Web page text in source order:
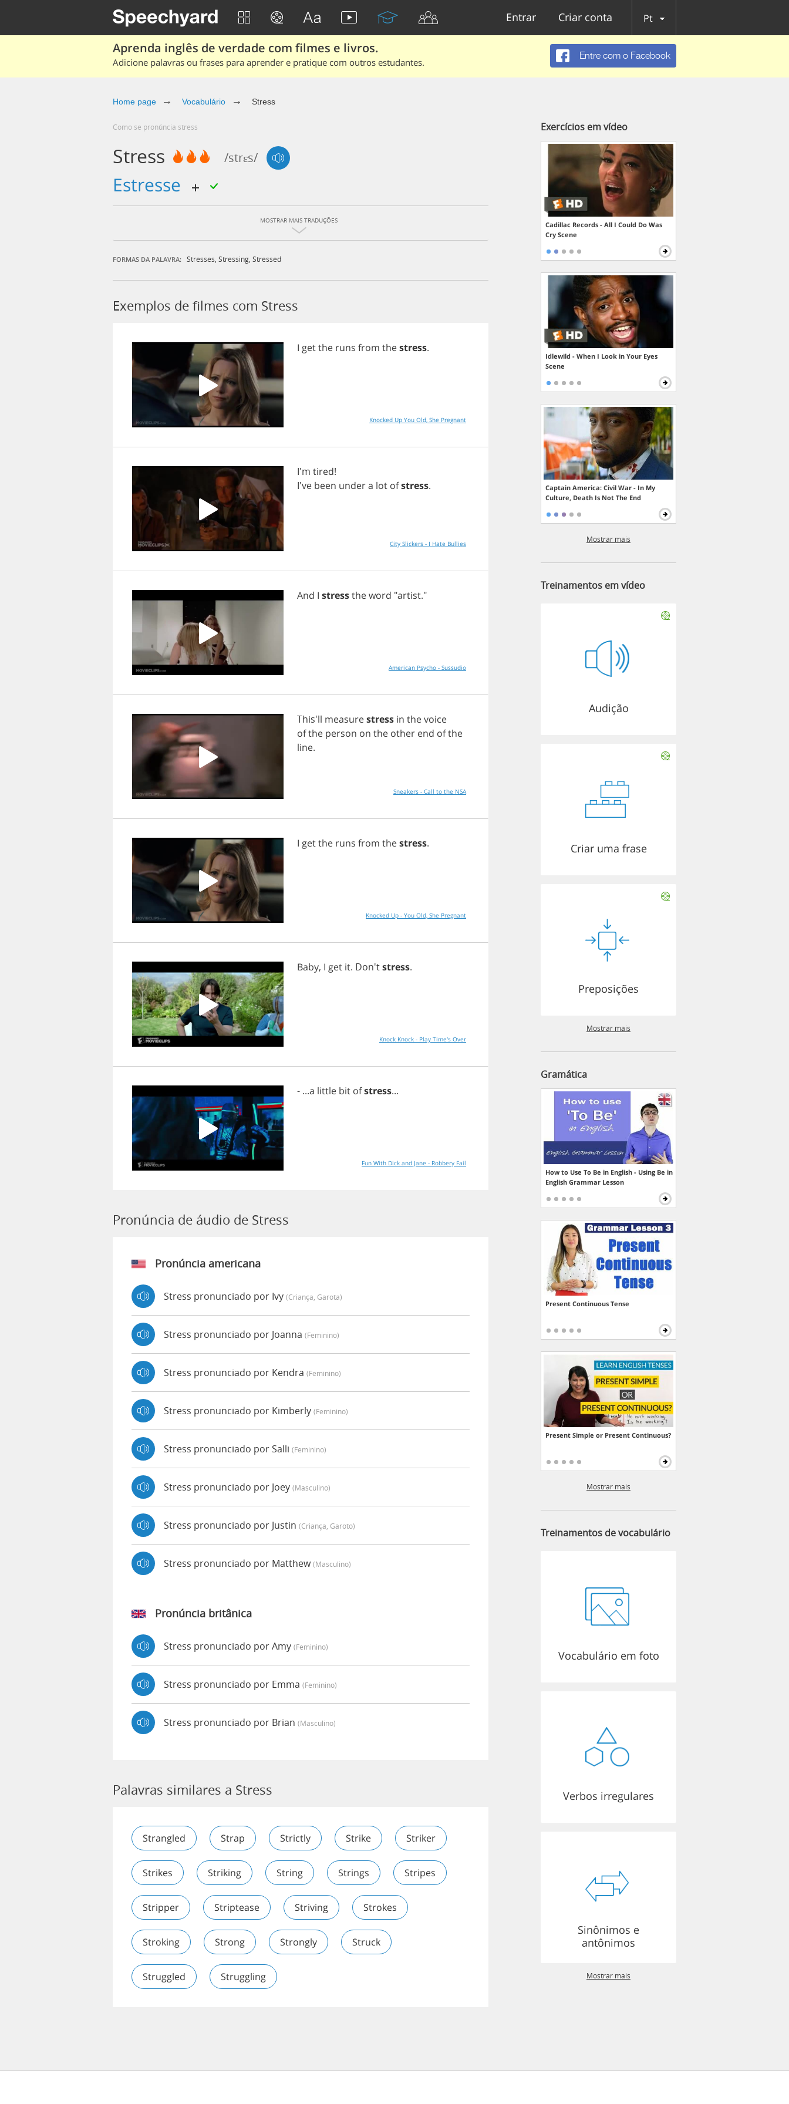
Entrar Criar conta Pt
Aprenda inglês de verdade com filmes e livros.
Adicione palavras ou frases para aprender e pratique com outros estudantes.
Entre com o Facebook
Home page Vocabulário Stress
Como se pronúncia stress
Stress /strɛs/
estresse
MOSTRAR MAIS TRADUÇÕES
FORMAS DA PALAVRA: Stresses Stressing Stressed
Exemplos de filmes com Stress
I getthe runs from thestress.
Knocked Up You Old, She Pregnant
I'm tired!
I've been undera lot ofstress.
City Slickers - I Hate Bullies
And I stresstheword "artist."
American Psycho - Sussudio
This'll measurestress in thevoice
ofthe person on the other end ofthe
line.
Sneakers - Call to the NSA
I getthe runs from thestress.
Knocked Up - You Old, She Pregnant
Baby, I get it. Don'tstress.
Knock Knock - Play Time's Over
- ...a little bit ofstress...
Fun With Dick and Jane - Robbery Fail
Pronúncia de áudio de Stress
Pronúncia americana
Stress pronunciado por Ivy (criança, Garota)
Stress pronunciado por Joanna (feminino)
Stress pronunciado por Kendra (feminino)
Stress pronunciado por Kimberly (feminino)
Stress pronunciado por Salli (feminino)
Stress pronunciado por Joey (masculino)
Stress pronunciado por Justin (criança, Garoto)
Stress pronunciado por Matthew(masculino)
Pronúncia britânica
Stress pronunciado por Amy (feminino)
Stress pronunciado por Emma (feminino)
Stress pronunciado por Brian (masculino)
Palavras similares a Stress
Strangled Strap Strictly Strike Striker
Strikes Striking String Strings Stripes
Stripper Striptease Striving Strokes
Stroking Strong Strongly Struck
Struggled Struggling
Exercícios em vídeo
Cadillac Records - All I Could Do Was
Cry Scene
Idlewild - When I Look in Your Eyes
Scene
Captain America: Civil War - In My
Culture, Death Is Not The End
Mostrar mais
Treinamentos em vídeo
Audição
Criar uma frase
Preposições
Mostrar mais
Gramática
How to Use To Be in English - Using Be in
English Grammar Lesson
Present Continuous Tense
Present Simple or Present Continuous?
Mostrar mais
Treinamentos de vocabulário
Vocabulário em foto
Verbos irregulares
Sinônimos e
antônimos
Mostrar mais